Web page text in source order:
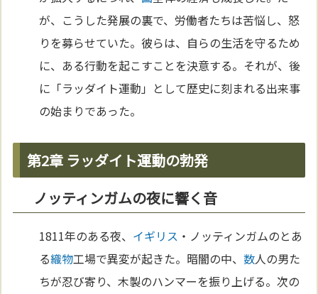
が、こうした発展の裏で、労働者たちは苦悩し、怒
りを募らせていた。彼らは、自らの生活を守るため
に、ある行動を起こすことを決意する。それが、後
に「ラッダイト運動」として歴史に刻まれる出来事
の始まりであった。
第2章 ラッダイト運動の勃発
ノッティンガムの夜に響く音
1811年のある夜、 イギリス ・ノッティンガムのとあ
る織物工場で異変が起きた。暗闇の中、数人の男た
ちが忍び寄り、木製のハンマーを振り上げる。次の